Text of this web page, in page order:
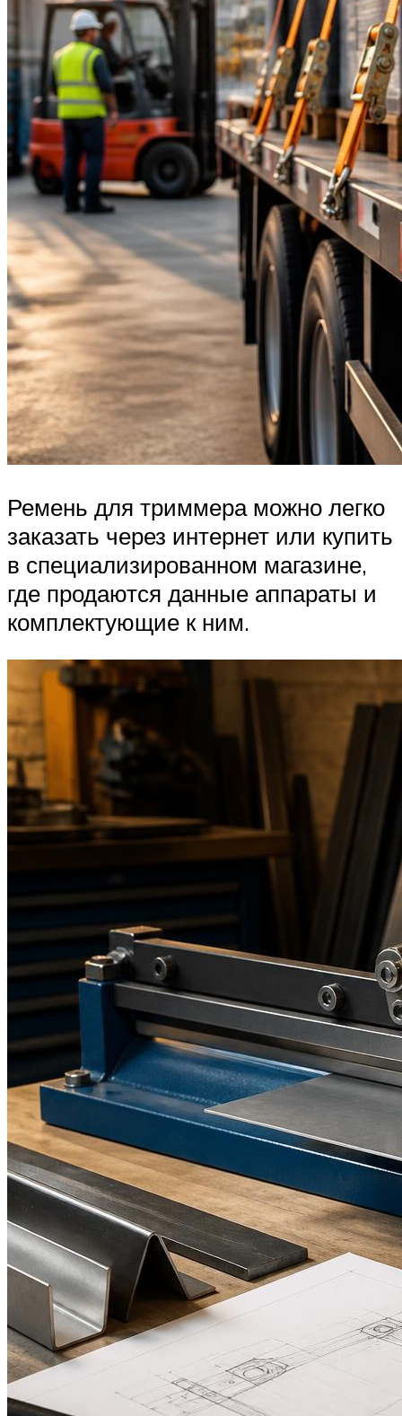
Ремень для триммера можно легко
заказать через интернет или купить
в специализированном магазине,
где продаются данные аппараты и
комплектующие к ним.